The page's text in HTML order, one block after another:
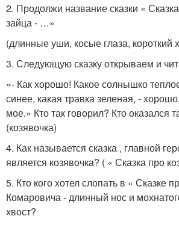
2. Продолжи название сказки «
зайца - …»
(длинные уши, косые глаза, короткий
3. Следующую сказку открываем и
«- Как хорошо! Какое солнышко
синее, какая травка зеленая, -
мое.» Кто так говорил? Кто оказался
(козявочка)
4. Как называется сказка , главной
является козявочка? ( « Сказка про
5. Кто кого хотел слопать в « Сказке
Комаровича - длинный нос и
хвост?